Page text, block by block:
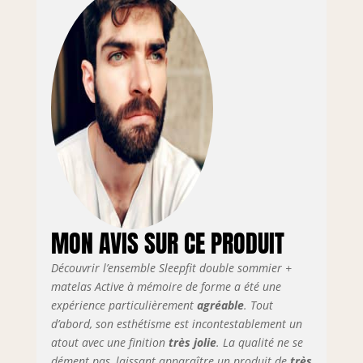
Indépendance de
couchage :
Excellente -
Réversible
Eté/Hiver
Certification :
Oeko-Tex -
Fabrication
européenne -
Garantie : 10 ans
MON AVIS SUR CE PRODUIT
Découvrir l’ensemble Sleepfit double sommier +
matelas Active à mémoire de forme a été une
expérience particulièrement agréable. Tout
d’abord, son esthétisme est incontestablement un
atout avec une finition très jolie. La qualité ne se